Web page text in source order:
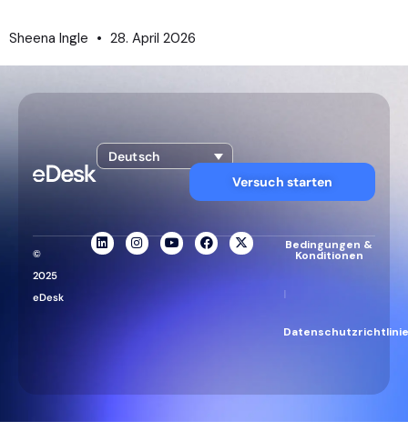
Sheena Ingle 28. April 2026
Deutsch
Versuch starten
©
2025
eDesk
Bedingungen &
Konditionen
|
Datenschutzrichtlinie